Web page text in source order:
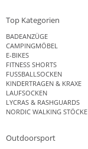
Top Kategorien
BADEANZÜGE
CAMPINGMÖBEL
E-BIKES
FITNESS SHORTS
FUSSBALLSOCKEN
KINDERTRAGEN & KRAXE
LAUFSOCKEN
LYCRAS & RASHGUARDS
NORDIC WALKING STÖCKE
Outdoorsport